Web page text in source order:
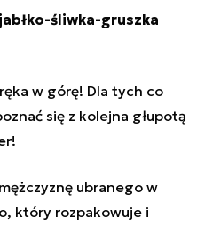
śliwka-gruszka
w górę! Dla tych co
się z kolejna głupotą
ubranego w
który rozpakowuje i